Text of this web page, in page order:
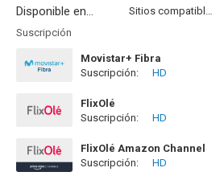
Disponible en...
Sitios compatibles
Suscripción
Movistar+ Fibra
Disponible hasta el Vie, 01 Ene
Suscripción: HD
FlixOlé
Suscripción:
HD
FlixOlé Amazon Channel
Suscripción:
HD